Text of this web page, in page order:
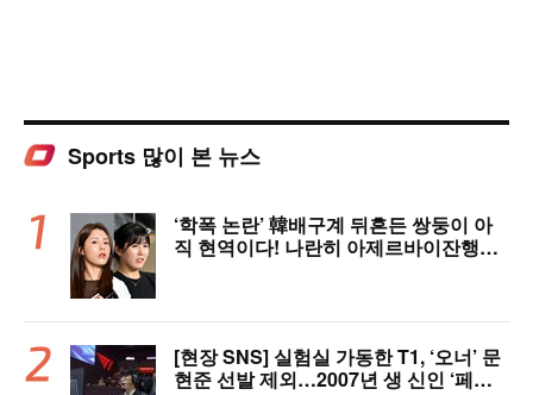
Sports 많이 본 뉴스
‘학폭 논란’ 韓배구계 뒤흔든 쌍둥이 아
직 현역이다! 나란히 아제르바이잔행→5
[현장 SNS] 실험실 가동한 T1, ‘오너’ 문
현준 선발 제외…2007년 생 신인 ‘페인